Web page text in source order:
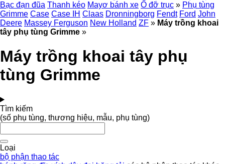
Bạc đạn đũa Thanh kéo Mayơ bánh xe Ổ đỡ trục » Phụ tùng
Grimme Case Case IH Claas Dronningborg Fendt Ford John
Deere Massey Ferguson New Holland ZF » Máy trồng khoai
tây phụ tùng Grimme »
Máy trồng khoai tây phụ
tùng Grimme
Tìm kiếm
(số phụ tùng, thương hiệu, mẫu, phụ tùng)
Loại
bộ phận thao tác